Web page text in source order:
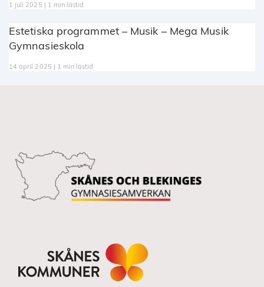
1 juli 2025 | 1 min lästid
Estetiska programmet – Musik – Mega Musik
Gymnasieskola
14 april 2025 | 1 min lästid